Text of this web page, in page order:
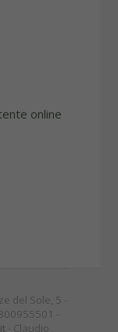
online
del Sole, 5 -
-
- Claudio